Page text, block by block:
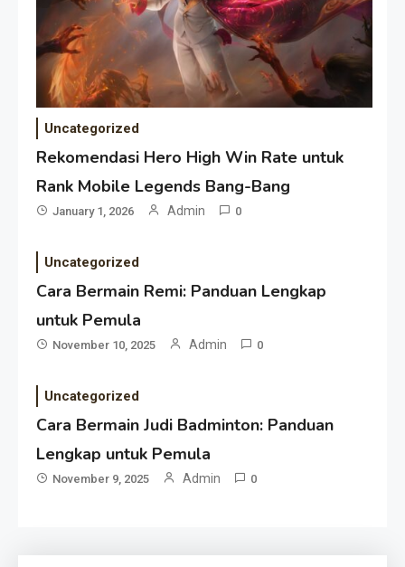
Uncategorized
Rekomendasi Hero High Win Rate untuk
Rank Mobile Legends Bang-Bang
January 1, 2026 Admin 0
Uncategorized
Cara Bermain Remi: Panduan Lengkap
untuk Pemula
November 10, 2025 Admin 0
Uncategorized
Cara Bermain Judi Badminton: Panduan
Lengkap untuk Pemula
November 9, 2025 Admin 0